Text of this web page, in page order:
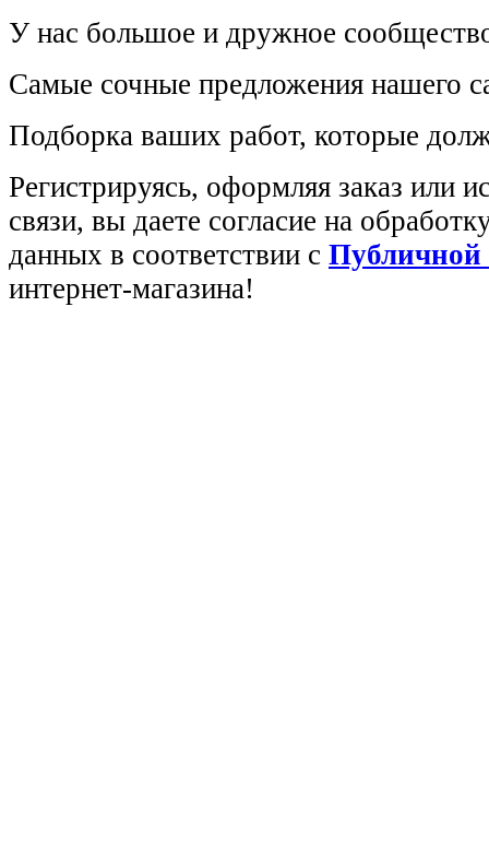
У нас большое и дружное
Самые сочные предложения нашего
Подборка ваших работ, которые
Регистрируясь, оформляя заказ или
связи, вы даете согласие на
данных в соответствии с Публичной
интернет-магазина!